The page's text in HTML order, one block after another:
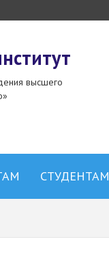
высшего
СТУДЕНТАМ